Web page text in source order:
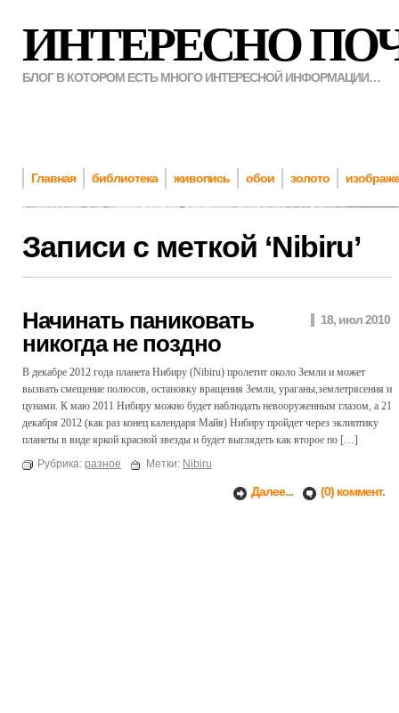
ИНТЕРЕСНО
БЛОГ В КОТОРОМ ЕСТЬ МНОГО ИНТЕРЕСНОЙ ИНФОРМАЦИИ…
Главная библиотека живопись обои золото
Записи с меткой ‘Nibiru’
Начинать паниковать
никогда не поздно
18, июл 2010
В декабре 2012 года планета Нибиру (Nibiru) пролетит около Земли и может
вызвать смещение полюсов, остановку вращения Земли, ураганы,землетрясения и
цунами. К маю 2011 Нибиру можно будет наблюдать невооруженным глазом, а 21
декабря 2012 (как раз конец календаря Майя) Нибиру пройдет через эклиптику
планеты в виде яркой красной звезды и будет выглядеть как второе по […]
Рубрика: разное Метки: Nibiru
Далее... (0) коммент.